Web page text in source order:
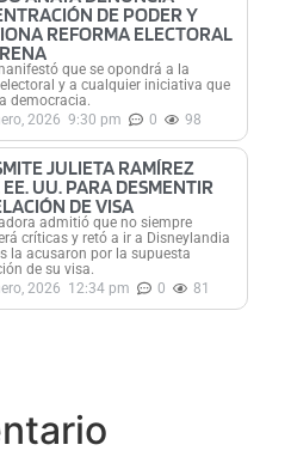
DE PODER Y
REFORMA ELECTORAL
que se opondrá a la
y a cualquier iniciativa que
democracia.
2026 9:30 pm 0 98
JULIETA RAMÍREZ
EE. UU. PARA DESMENTIR
DE VISA
admitió que no siempre
críticas y retó a ir a Disneylandia
la acusaron por la supuesta
de su visa.
2026 12:34 pm 0 81